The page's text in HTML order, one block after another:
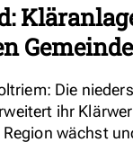
Die
ihr
Region wächst